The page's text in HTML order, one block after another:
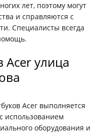
лет, поэтому могут
и справляются с
Специалисты всегда
Acer улица
Acer выполняется
использованием
оборудования и